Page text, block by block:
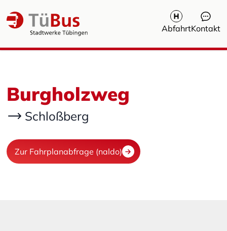
AbfahrtKontakt
Burgholzweg
Schloßberg
Zur Fahrplanabfrage (naldo)